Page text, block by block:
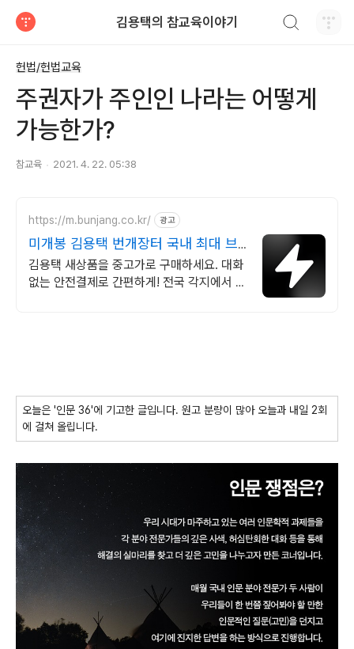
김용택의 참교육이야기
헌법/헌법교육
주권자가 주인인 나라는 어떻게
가능한가?
참교육 2021. 4. 22. 05:38
https://m.bunjang.co.kr/ 광고
미개봉 김용택 번개장터 국내 최대 브
랜드 중고거래
김용택 새상품을 중고가로 구매하세요. 대화
없는 안전결제로 간편하게! 전국 각지에서 올
오늘은 '인문 36'에 기고한 글입니다. 원고 분량이 많아 오늘과 내일 2회
에 걸쳐 올립니다.